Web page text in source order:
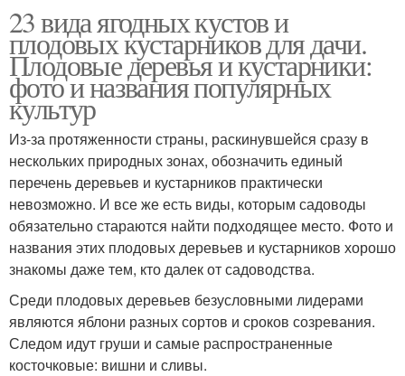
23 вида ягодных кустов и
плодовых кустарников для дачи.
Плодовые деревья и кустарники:
фото и названия популярных
культур
Из-за протяженности страны, раскинувшейся сразу в
нескольких природных зонах, обозначить единый
перечень деревьев и кустарников практически
невозможно. И все же есть виды, которым садоводы
обязательно стараются найти подходящее место. Фото и
названия этих плодовых деревьев и кустарников хорошо
знакомы даже тем, кто далек от садоводства.
Среди плодовых деревьев безусловными лидерами
являются яблони разных сортов и сроков созревания.
Следом идут груши и самые распространенные
косточковые: вишни и сливы.